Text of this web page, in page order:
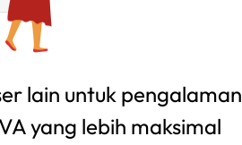
lain untuk pengalaman
yang lebih maksimal
dengan sentuhan mewah.